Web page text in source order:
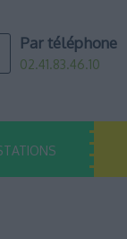
Par téléphone
02.41.83.46.10